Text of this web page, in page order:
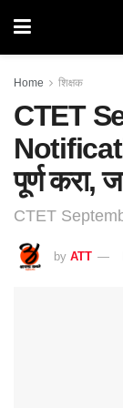
Home शिक्षक
CTET
पूर्ण करा,
CTET
by ATT